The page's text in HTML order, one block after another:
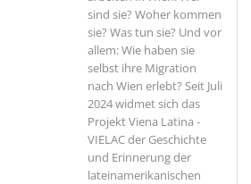
sind sie? Woher kommen
sie? Was tun sie? Und vor
allem: Wie haben sie
selbst ihre Migration
nach Wien erlebt? Seit Juli
2024 widmet sich das
Projekt Viena Latina -
VIELAC der Geschichte
und Erinnerung der
lateinamerikanischen